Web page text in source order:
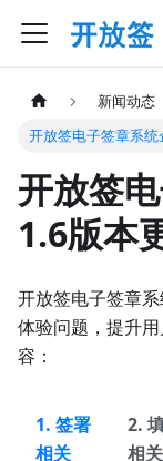
新闻动态
开放签电子签章系
开放签
1.6版本
开放签电子签章
体验问题，提升
容：
1. 签署
相关
2.
相关